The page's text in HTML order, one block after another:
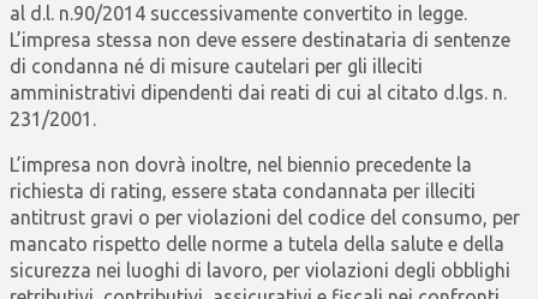
al d.l. n.90/2014 successivamente convertito in legge.
L’impresa stessa non deve essere destinataria di sentenze
di condanna né di misure cautelari per gli illeciti
amministrativi dipendenti dai reati di cui al citato d.lgs. n.
231/2001.
L’impresa non dovrà inoltre, nel biennio precedente la
richiesta di rating, essere stata condannata per illeciti
antitrust gravi o per violazioni del codice del consumo, per
mancato rispetto delle norme a tutela della salute e della
sicurezza nei luoghi di lavoro, per violazioni degli obblighi